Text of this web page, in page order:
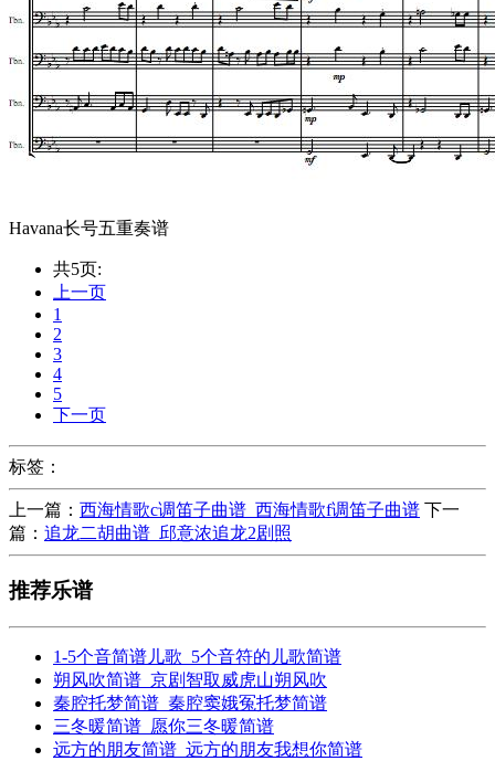
Havana长号五重奏谱
共5页:
上一页
1
2
3
4
5
下一页
标签：
上一篇： 西海情歌c调笛子曲谱_西海情歌f调笛子曲谱 下一
篇： 追龙二胡曲谱_邱意浓追龙2剧照
推荐乐谱
1-5个音简谱儿歌_5个音符的儿歌简谱
朔风吹简谱_京剧智取威虎山朔风吹
秦腔托梦简谱_秦腔窦娥冤托梦简谱
三冬暖简谱_愿你三冬暖简谱
远方的朋友简谱_远方的朋友我想你简谱